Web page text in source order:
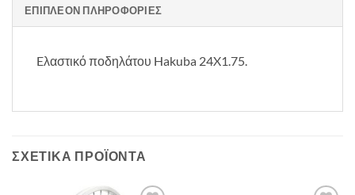
ΕΠΙΠΛΈΟΝ ΠΛΗΡΟΦΟΡΊΕΣ
Eλαστικό ποδηλάτου Hakuba 24X1.75.
ΣΧΕΤΙΚΆ ΠΡΟΪΌΝΤΑ